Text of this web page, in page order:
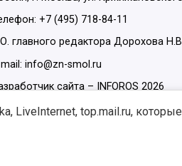
+7 (495) 718-84-11
главного редактора Дорохова
info@zn-smol.ru
сайта –
INFOROS 2026
в социальных сетях:
LiveInternet, top.mail.ru,